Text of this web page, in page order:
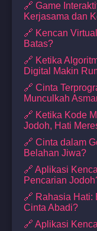
🔗 Game
Kerjasama dan
🔗 Kencan
Batas?
🔗 Ketika
Digital Makin
🔗 Cinta
Munculkah
🔗 Ketika Kode
Jodoh, Hati
🔗 Cinta dalam
Belahan Jiwa?
🔗 Aplikasi
Pencarian
🔗 Rahasia Hati:
Cinta Abadi?
🔗 Aplikasi